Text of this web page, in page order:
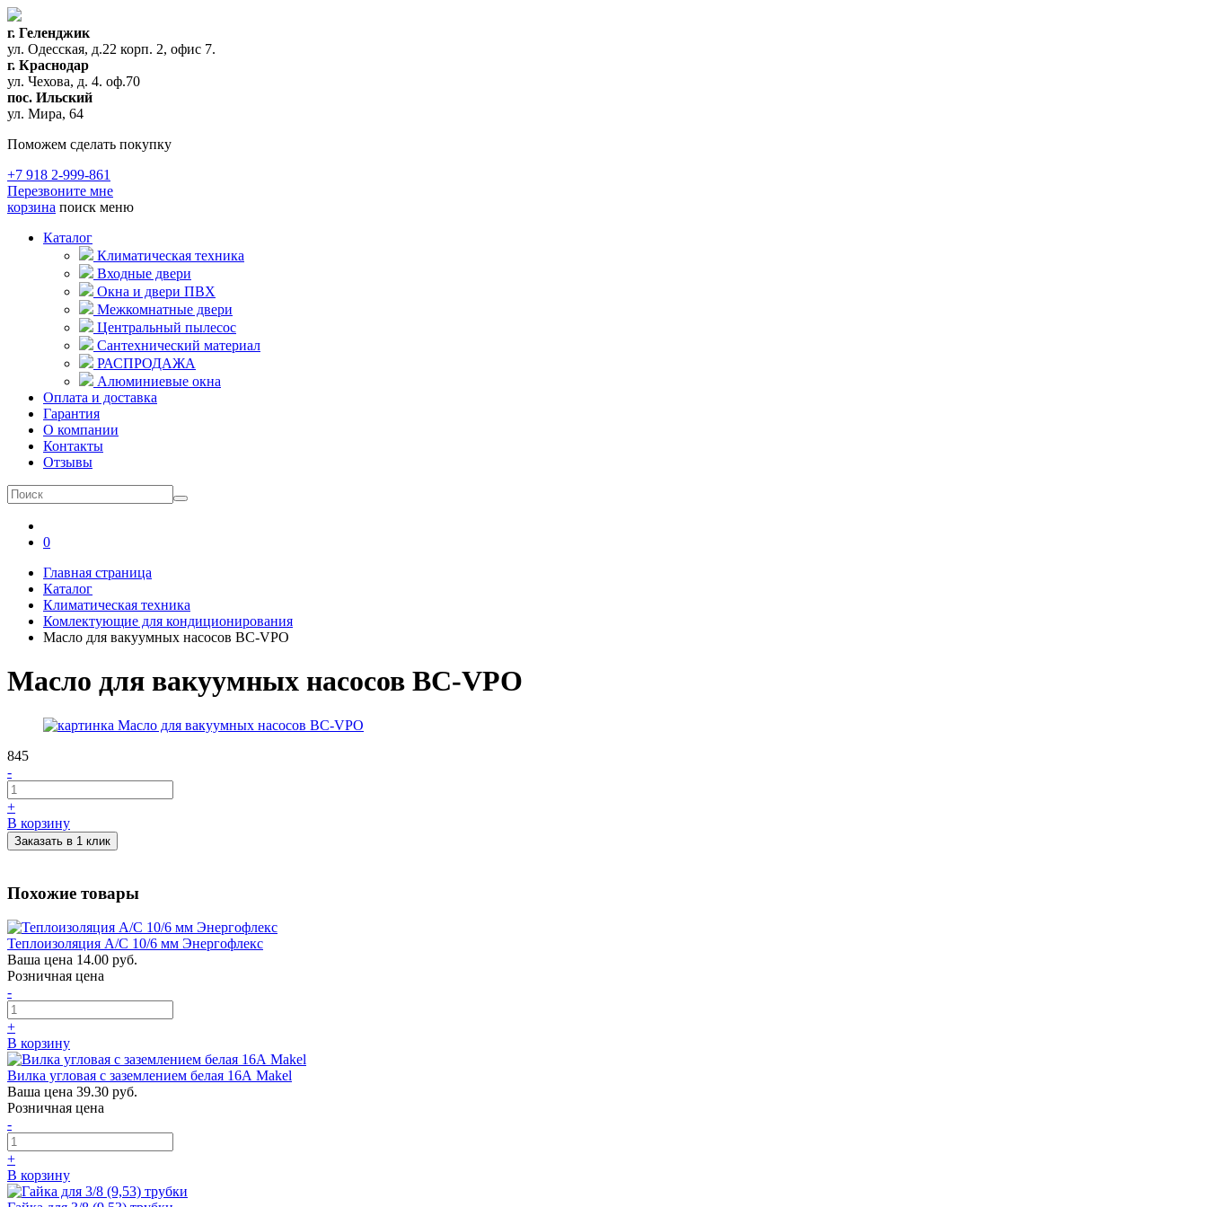
г. Геленджик
ул. Одесская, д.22 корп. 2, офис 7.
г. Краснодар
ул. Чехова, д. 4. оф.70
пос. Ильский
ул. Мира, 64
Поможем сделать покупку
+7 918 2-999-861
Перезвоните мне
корзина поиск меню
Каталог
Климатическая техника
Входные двери
Окна и двери ПВХ
Межкомнатные двери
Центральный пылесос
Сантехнический материал
РАСПРОДАЖА
Алюминиевые окна
Оплата и доставка
Гарантия
О компании
Контакты
Отзывы
0
Главная страница
Каталог
Климатическая техника
Комлектующие для кондиционирования
Масло для вакуумных насосов ВС-VPO
Масло для вакуумных насосов ВС-VPO
845
-
+
В корзину
Заказать в 1 клик
Похожие товары
Теплоизоляция А/С 10/6 мм Энергофлекс
Ваша цена 14.00 руб.
Розничная цена
-
+
В корзину
Вилка угловая с заземлением белая 16А Makel
Ваша цена 39.30 руб.
Розничная цена
-
+
В корзину